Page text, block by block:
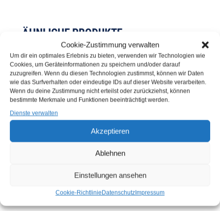
Cookie-Zustimmung verwalten
Um dir ein optimales Erlebnis zu bieten, verwenden wir Technologien wie
Cookies, um Geräteinformationen zu speichern und/oder darauf
zuzugreifen. Wenn du diesen Technologien zustimmst, können wir Daten
wie das Surfverhalten oder eindeutige IDs auf dieser Website verarbeiten.
Wenn du deine Zustimmung nicht erteilst oder zurückziehst, können
bestimmte Merkmale und Funktionen beeinträchtigt werden.
Dienste verwalten
Akzeptieren
Ablehnen
Einstellungen ansehen
Cookie-RichtlinieDatenschutzImpressum
ÄHNLICHE PRODUKTE
BRATHERING OHNE
hier
Produkte kaufen können
BRATHERINGSDOPPEL
anmelden, bevor Sie
Produkte kaufen können